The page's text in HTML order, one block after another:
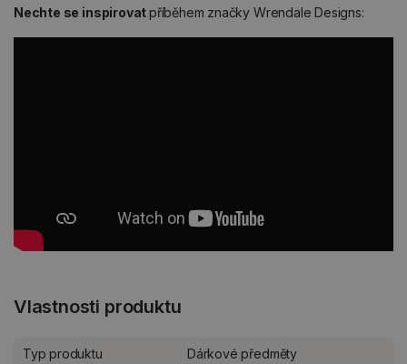
Nechte se inspirovatpříběhem značky Wrendale Designs:
Vlastnosti produktu
Typ produktu Dárkové předměty